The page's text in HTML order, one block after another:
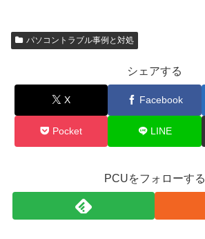
パソコントラブル事例と対処
シェアする
X Facebook
Pocket LINE
PCUをフォローする